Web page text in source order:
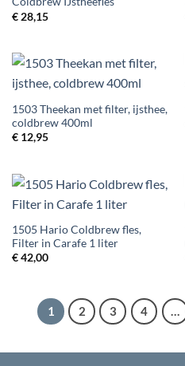
€28,15
1503 Theekan met filter, ijsthee,
coldbrew 400ml
€12,95
1505 Hario Coldbrew fles,
Filter in Carafe 1 liter
€42,00
1 2 3 4 …